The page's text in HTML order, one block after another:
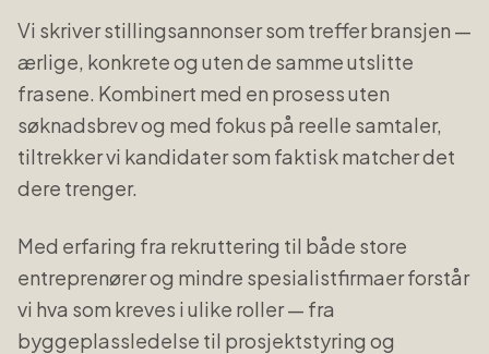
Vi skriver stillingsannonser som treffer bransjen —
ærlige, konkrete og uten de samme utslitte
frasene. Kombinert med en prosess uten
søknadsbrev og med fokus på reelle samtaler,
tiltrekker vi kandidater som faktisk matcher det
dere trenger.
Med erfaring fra rekruttering til både store
entreprenører og mindre spesialistfirmaer forstår
vi hva som kreves i ulike roller — fra
byggeplassledelse til prosjektstyring og